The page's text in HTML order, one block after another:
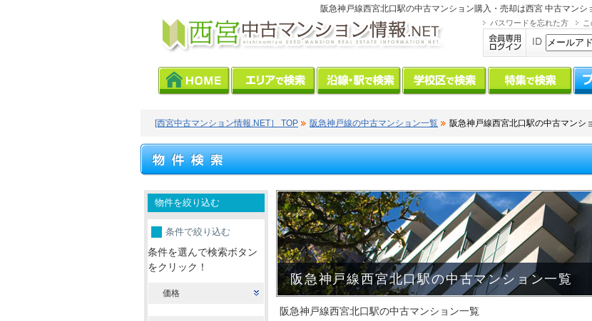
阪急神戸線西宮北口駅の中古マンション購入・売却は西宮 中古マンシ
パスワードを忘れた方
[西宮中古マンション情報.NET］ TOP 阪急神戸線の中古マンション一覧 阪急神戸線西宮北口駅の中古マンシ
物件を絞り込む
条件で絞り込む
条件を選んで検索ボタン
をクリック！
価格
阪急神戸線西宮北口駅の中古マンション一覧
阪急神戸線西宮北口駅の中古マンション一覧